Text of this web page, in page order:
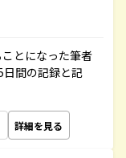
とになった筆者
間の記録と記
詳細を見る